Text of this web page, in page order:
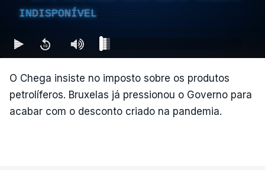
INDISPONÍVEL
O Chega insiste no imposto sobre os produtos
petrolíferos. Bruxelas já pressionou o Governo para
acabar com o desconto criado na pandemia.